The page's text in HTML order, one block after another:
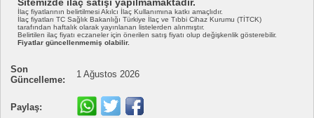
Sitemizde ilaç satışı yapılmamaktadır.
İlaç fiyatlarının belirtilmesi Akılcı İlaç Kullanımına katkı amaçlıdır.
İlaç fiyatları TC Sağlık Bakanlığı Türkiye İlaç ve Tıbbi Cihaz Kurumu (TİTCK)
tarafından haftalık olarak yayınlanan listelerden alınmıştır.
Belirtilen ilaç fiyatı eczaneler için önerilen satış fiyatı olup değişkenlik gösterebilir.
Fiyatlar güncellenmemiş olabilir.
Son
Güncelleme:
1 Ağustos 2026
Paylaş: